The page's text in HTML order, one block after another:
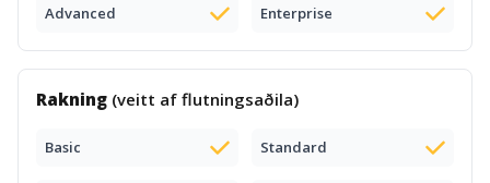
Advanced Enterprise
Rakning (veitt af flutningsaðila)
Basic Standard